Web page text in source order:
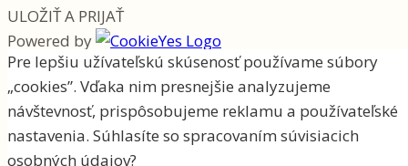
Pre lepšiu užívateľskú skúsenosť používame súbory
„cookies”. Vďaka nim presnejšie analyzujeme
návštevnosť, prispôsobujeme reklamu a používateľské
nastavenia. Súhlasíte so spracovaním súvisiacich
osobných údajov?
ULOŽIŤ A PRIJAŤ
Powered by
O speed datingu
Ako na to
Udalosti